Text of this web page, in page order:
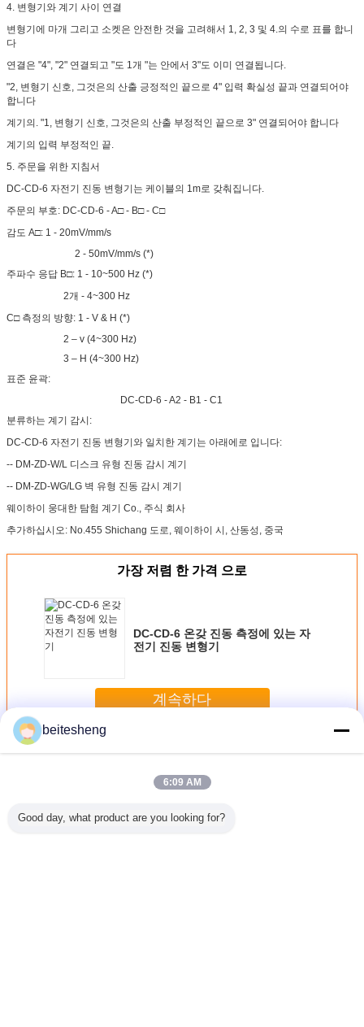
4. 변형기와 계기 사이 연결
변형기에 마개 그리고 소켓은 안전한 것을 고려해서 1, 2, 3 및 4.의 수로 표를 합니
다
연결은 "4", "2" 연결되고 "도 1개 "는 안에서 3"도 이미 연결됩니다.
"2, 변형기 신호, 그것은의 산출 긍정적인 끝으로 4" 입력 확실성 끝과 연결되어야
합니다
계기의. "1, 변형기 신호, 그것은의 산출 부정적인 끝으로 3" 연결되어야 합니다
계기의 입력 부정적인 끝.
5. 주문을 위한 지침서
DC-CD-6 자전기 진동 변형기는 케이블의 1m로 갖춰집니다.
주문의 부호: DC-CD-6 - A□ - B□ - C□
감도 A□: 1 - 20mV/mm/s
2 - 50mV/mm/s (*)
주파수 응답 B□: 1 - 10~500 Hz (*)
2개 - 4~300 Hz
C□ 측정의 방향: 1 - V & H (*)
2 – v (4~300 Hz)
3 – H (4~300 Hz)
표준 윤곽:
DC-CD-6 - A2 - B1 - C1
분류하는 계기 감시:
DC-CD-6 자전기 진동 변형기와 일치한 계기는 아래에로 입니다:
-- DM-ZD-W/L 디스크 유형 진동 감시 계기
-- DM-ZD-WG/LG 벽 유형 진동 감시 계기
웨이하이 웅대한 탐험 계기 Co., 주식 회사
추가하십시오: No.455 Shichang 도로, 웨이하이 시, 산동성, 중국
가장 저렴 한 가격 으로
DC-CD-6 온갖 진동 측정에 있는 자
전기 진동 변형기
계속하다
더 많은 것
beitesheng
6:09 AM
Good day, what product are you looking for?